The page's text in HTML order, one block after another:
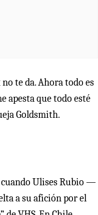
te da. Ahora todo es
apesta que todo esté
Goldsmith.
cuando Ulises Rubio —
a su afición por el